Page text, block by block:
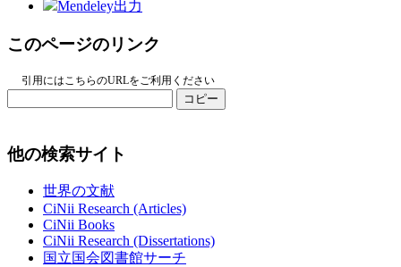
Mendeley出力
このページのリンク
引用にはこちらのURLをご利用ください
コピー
他の検索サイト
世界の文献
CiNii Research (Articles)
CiNii Books
CiNii Research (Dissertations)
国立国会図書館サーチ